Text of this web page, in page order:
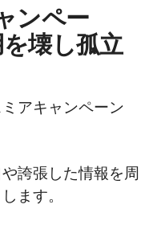
ンペー
壊し孤立
アキャンペーン
誇張した情報を周
ます。